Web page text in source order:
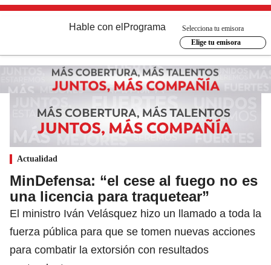
Hable con el Programa
Selecciona tu emisora
Elige tu emisora
Actualidad
MinDefensa: “el cese al fuego no es
una licencia para traquetear”
El ministro Iván Velásquez hizo un llamado a toda la
fuerza pública para que se tomen nuevas acciones
para combatir la extorsión con resultados